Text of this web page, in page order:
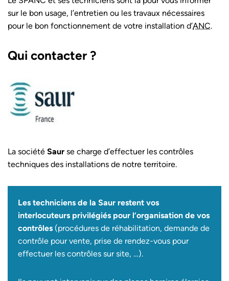
sur le bon usage, l’entretien ou les travaux nécessaires
pour le bon fonctionnement de votre installation d’ANC.
Qui contacter ?
La société Saur se charge d’effectuer les contrôles
techniques des installations de notre territoire.
Les techniciens de la Saur restent vos
interlocuteurs privilégiés pour l’organisation de vos
contrôles (procédures de réhabilitation, demande de
contrôle pour vente, prise de rendez-vous pour
effectuer les contrôles sur site, …).